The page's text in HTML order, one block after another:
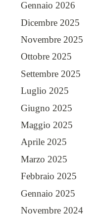
Gennaio 2026
Dicembre 2025
Novembre 2025
Ottobre 2025
Settembre 2025
Luglio 2025
Giugno 2025
Maggio 2025
Aprile 2025
Marzo 2025
Febbraio 2025
Gennaio 2025
Novembre 2024